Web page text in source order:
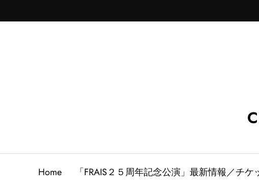
to
Home 「FRAIS２５周年記念公演」最新情報／チ